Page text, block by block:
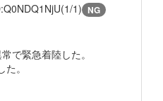
1) NG
で緊急着陸した。
。